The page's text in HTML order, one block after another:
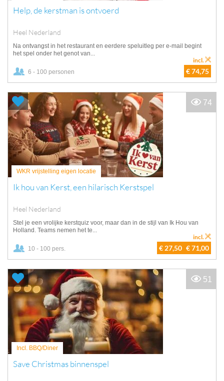
Help, de kerstman is ontvoerd
Heel Nederland
Na ontvangst in het restaurant en eerdere speluitleg per e-mail begint
het spel onder het genot van...
6 - 100 personen € 74,75
incl.
WKR vrijstelling eigen locatie
Ik hou van Kerst, een hilarisch Kerstspel
Heel Nederland
Stel je een vrolijke kerstquiz voor, maar dan in de stijl van Ik Hou van
Holland. Teams nemen het te...
10 - 100 pers. € 27,50 € 71,00
incl.
74
Incl. BBQ/Diner
Save Christmas binnenspel
51